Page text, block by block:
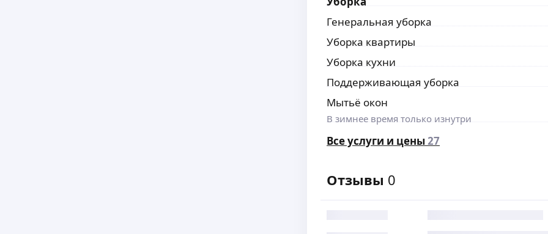
Генеральная уборка
Уборка квартиры
Уборка кухни
Поддерживающая уборка
Мытьё окон
В зимнее время только изнутри
Все услуги и цены27
Отзывы 0